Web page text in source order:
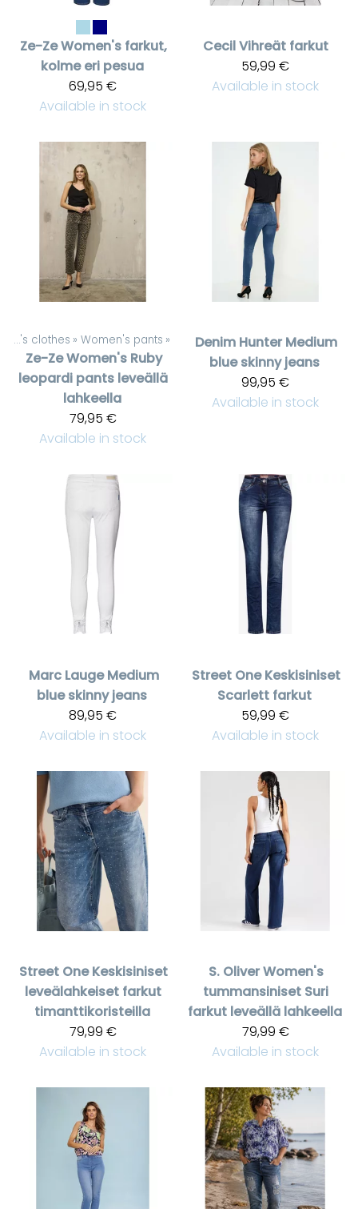
Ze-ZeWomen's farkut,
kolme eri pesua
69,95 €
Available in stock
CecilVihreät farkut
59,99 €
Available in stock
Women's clothes ‪» Women's pants ‪»
Ze-ZeWomen's Ruby
leopardi pants leveällä
lahkeella
79,95 €
Available in stock
Denim Hunter Medium
blue skinny jeans
99,95 €
Available in stock
Marc Lauge Medium
blue skinny jeans
89,95 €
Available in stock
Street One Keskisiniset
Scarlett farkut
59,99 €
Available in stock
Street One Keskisiniset
leveälahkeiset farkut
timanttikoristeilla
79,99 €
Available in stock
S. OliverWomen's
tummansiniset Suri
farkut leveällä lahkeella
79,99 €
Available in stock